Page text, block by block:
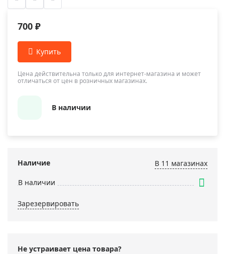
700 ₽
Цена действительна только для интернет-магазина и может
отличаться от цен в розничных магазинах.
В наличии
Наличие
В 11 магазинах
В наличии
Зарезервировать
Не устраивает цена товара?